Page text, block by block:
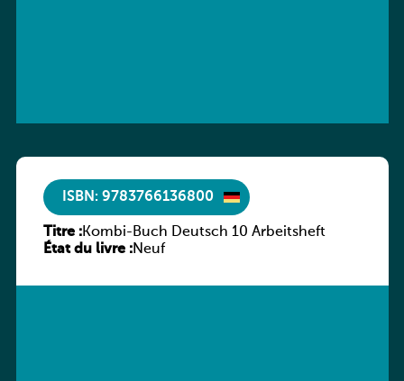
ISBN: 9783766136800
Titre :Kombi-Buch Deutsch 10 Arbeitsheft
État du livre :Neuf